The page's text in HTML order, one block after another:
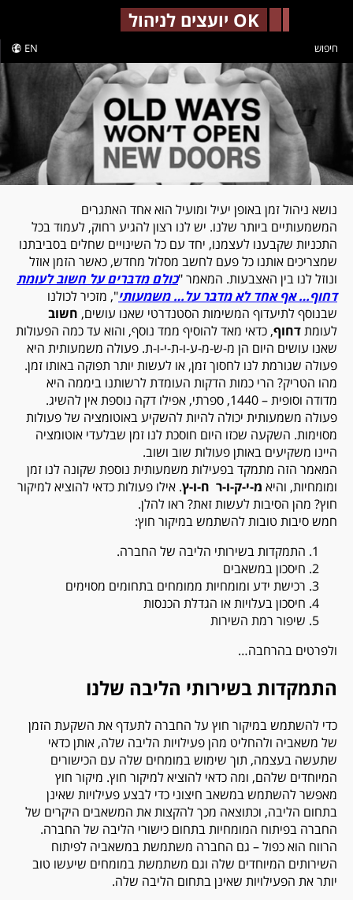
OK יועצים לניהול
EN חיפוש
נושא ניהול זמן באופן יעיל ומועיל הוא אחד האתגרים
המשמעותיים ביותר שלנו. יש לנו רצון להגיע רחוק, לעמוד בכל
התכניות שקבענו לעצמנו, יחד עם כל השינויים שחלים בסביבתנו
שמצריכים אותנו כל פעם לחשב מסלול מחדש, כאשר הזמן אוזל
ונוזל לנו בין האצבעות. המאמר "כולם מדברים על חשוב לעומת
דחוף… אף אחד לא מדבר על… משמעותי", מזכיר לכולנו
שבנוסף לתיעדוף המשימות הסטנדרטי שאנו עושים, חשוב
לעומתדחוף, כדאי מאד להוסיף ממד נוסף, והוא עד כמה הפעולות
שאנו עושים היום הן מ-ש-מ-ע-ו-ת-י-ו-ת. פעולה משמעותית היא
פעולה שגורמת לנו לחסוך זמן, או לעשות יותר תפוקה באותו זמן.
מהו הטריק? הרי כמות הדקות העומדת לרשותנו ביממה היא
מדודה וסופית – 1440, ספרתי, אפילו דקה נוספת אין להשיג.
פעולה משמעותית יכולה להיות להשקיע באוטומציה של פעולות
מסוימות. השקעה שכזו היום חוסכת לנו זמן שבלעדי אוטומציה
היינו משקיעים באותן פעולות שוב ושוב.
המאמר הזה מתמקד בפעילות משמעותית נוספת שקונה לנו זמן
ומומחיות, והיא מ-י-ק-ו-ר ח-ו-ץ. אילו פעולות כדאי להוציא למיקור
חוץ? מהן הסיבות לעשות זאת? ראו להלן.
חמש סיבות טובות להשתמש במיקור חוץ:
התמקדות בשירותי הליבה של החברה.
חיסכון במשאבים
רכישת ידע ומומחיות ממומחים בתחומים מסוימים
חיסכון בעלויות או הגדלת הכנסות
שיפור רמת השירות
ולפרטים בהרחבה…
התמקדות בשירותי הליבה שלנו
כדי להשתמש במיקור חוץ על החברה לתעדף את השקעת הזמן
של משאביה ולהחליט מהן פעילויות הליבה שלה, אותן כדאי
שתעשה בעצמה, תוך שימוש במומחים שלה עם הכישורים
המיוחדים שלהם, ומה כדאי להוציא למיקור חוץ. מיקור חוץ
מאפשר להשתמש במשאב חיצוני כדי לבצע פעילויות שאינן
בתחום הליבה, וכתוצאה מכך להקצות את המשאבים היקרים של
החברה בפיתוח המומחיות בתחום כישורי הליבה של החברה.
הרווח הוא כפול – גם החברה משתמשת במשאביה לפיתוח
השירותים המיוחדים שלה וגם משתמשת במומחים שיעשו טוב
יותר את הפעילויות שאינן בתחום הליבה שלה.